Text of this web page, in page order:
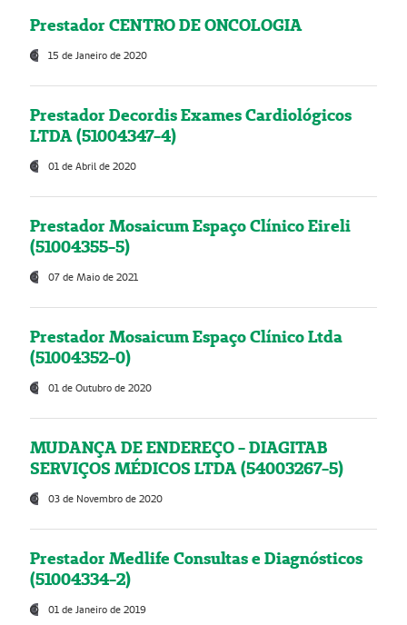
Prestador CENTRO DE ONCOLOGIA
15 de Janeiro de 2020
Prestador Decordis Exames Cardiológicos
LTDA (51004347-4)
01 de Abril de 2020
Prestador Mosaicum Espaço Clínico Eireli
(51004355-5)
07 de Maio de 2021
Prestador Mosaicum Espaço Clínico Ltda
(51004352-0)
01 de Outubro de 2020
MUDANÇA DE ENDEREÇO - DIAGITAB
SERVIÇOS MÉDICOS LTDA (54003267-5)
03 de Novembro de 2020
Prestador Medlife Consultas e Diagnósticos
(51004334-2)
01 de Janeiro de 2019